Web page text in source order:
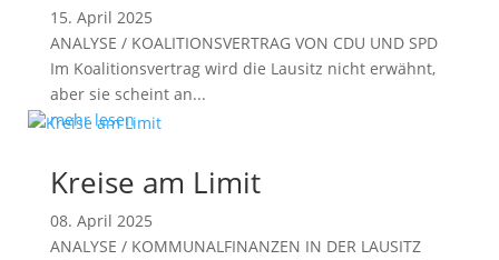
15. April 2025
ANALYSE / KOALITIONSVERTRAG VON CDU UND SPD
Im Koalitionsvertrag wird die Lausitz nicht erwähnt,
aber sie scheint an...
mehr lesen
Kreise am Limit
08. April 2025
ANALYSE / KOMMUNALFINANZEN IN DER LAUSITZ